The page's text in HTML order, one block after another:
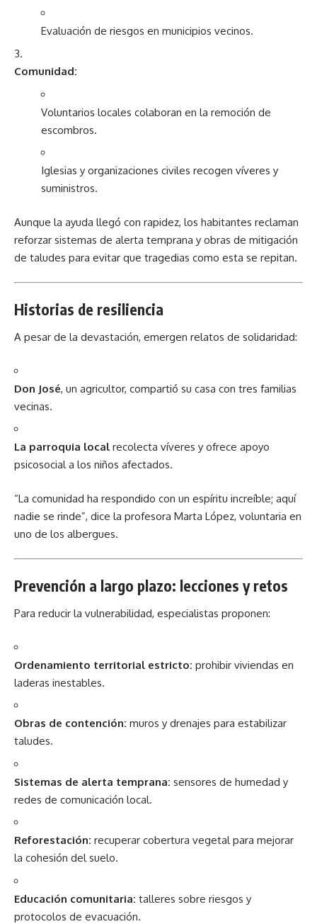
Evaluación de riesgos en municipios vecinos.
Comunidad:
Voluntarios locales colaboran en la remoción de
escombros.
Iglesias y organizaciones civiles recogen víveres y
suministros.
Aunque la ayuda llegó con rapidez, los habitantes reclaman
reforzar sistemas de alerta temprana y obras de mitigación
de taludes para evitar que tragedias como esta se repitan.
Historias de resiliencia
A pesar de la devastación, emergen relatos de solidaridad:
Don José, un agricultor, compartió su casa con tres familias
vecinas.
La parroquia local recolecta víveres y ofrece apoyo
psicosocial a los niños afectados.
“La comunidad ha respondido con un espíritu increíble; aquí
nadie se rinde”, dice la profesora Marta López, voluntaria en
uno de los albergues.
Prevención a largo plazo: lecciones y retos
Para reducir la vulnerabilidad, especialistas proponen:
Ordenamiento territorial estricto: prohibir viviendas en
laderas inestables.
Obras de contención: muros y drenajes para estabilizar
taludes.
Sistemas de alerta temprana: sensores de humedad y
redes de comunicación local.
Reforestación: recuperar cobertura vegetal para mejorar
la cohesión del suelo.
Educación comunitaria: talleres sobre riesgos y
protocolos de evacuación.